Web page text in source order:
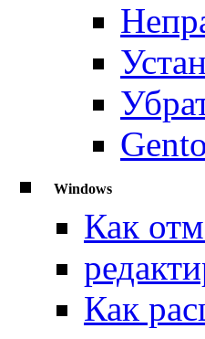
Windows
Как
Как